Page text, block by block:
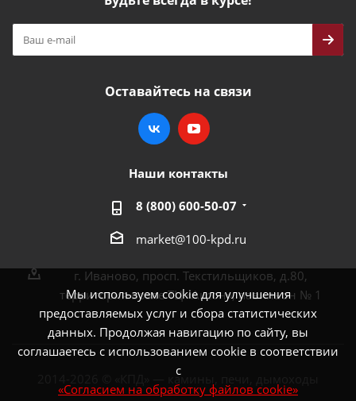
Мы используем cookie для улучшения
предоставляемых услуг и сбора статистических
данных. Продолжая навигацию по сайту, вы
соглашаетесь с использованием cookie в соответствии
с
«Согласием на обработку файлов cookie»
Оставайтесь на связи
Наши контакты
8 (800) 600-50-07
market@100-kpd.ru
г. Иваново, просп. Текстильщиков, д.80,
территория возле ТЦ «Аксон», павильон № 1
2014-2026 © «КПД» — камины, печи, дымоходы